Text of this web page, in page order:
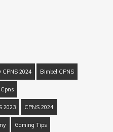
CPNS 2024 Bimbel CPNS
2023 CPNS 2024
Gaming Tips